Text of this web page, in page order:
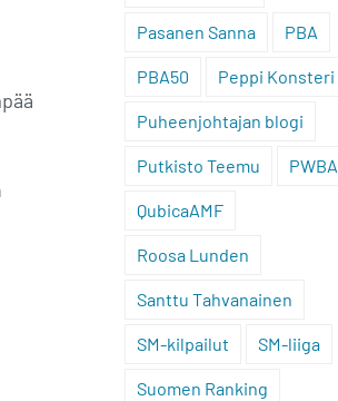
Pasanen Sanna PBA
PBA50 Peppi Konsteri
Puheenjohtajan blogi
Putkisto Teemu PWBA
QubicaAMF
Roosa Lunden
Santtu Tahvanainen
SM-kilpailut SM-liiga
Suomen Ranking